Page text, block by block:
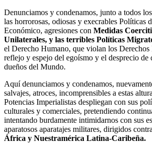
Denunciamos y condenamos, junto a todos los
las horrorosas, odiosas y execrables Políticas
Económico, agresiones con Medidas
Unilaterales, y las terribles Políticas
el Derecho Humano, que violan los Derechos
reflejo y espejo del egoísmo y el desprecio de
dueños del Mundo.
Aquí denunciamos y condenamos,
salvajes, atroces, incomprensibles a estas
Potencias Imperialistas despliegan con sus
culturales y comerciales, pretendiendo
intentando burdamente intimidarnos con sus
aparatosos aparatajes militares, dirigidos
África y Nuestramérica Latina-Caribeña.